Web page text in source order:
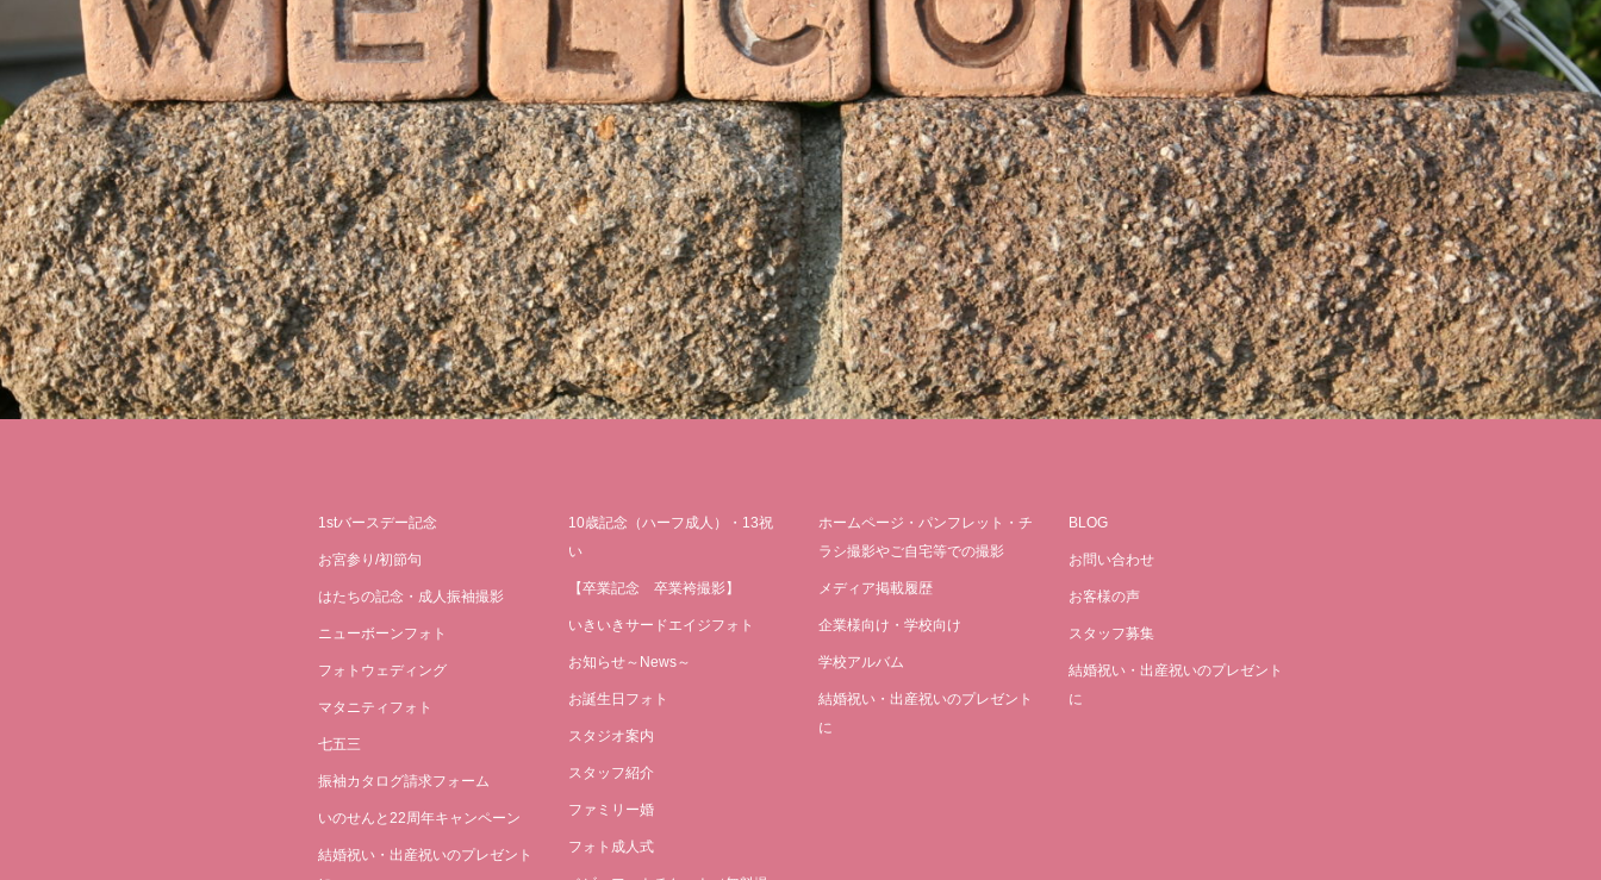
1stバースデー記念
お宮参り/初節句
はたちの記念・成人振袖撮影
ニューボーンフォト
フォトウェディング
マタニティフォト
七五三
振袖カタログ請求フォーム
いのせんと22周年キャンペーン
結婚祝い・出産祝いのプレゼント
10歳記念（ハーフ成人）・13祝
い
【卒業記念 卒業袴撮影】
いきいきサードエイジフォト
お知らせ～News～
お誕生日フォト
スタジオ案内
スタッフ紹介
ファミリー婚
フォト成人式
ホームページ・パンフレット・チ
ラシ撮影やご自宅等での撮影
メディア掲載履歴
企業様向け・学校向け
学校アルバム
結婚祝い・出産祝いのプレゼント
に
BLOG
お問い合わせ
お客様の声
スタッフ募集
結婚祝い・出産祝いのプレゼント
に